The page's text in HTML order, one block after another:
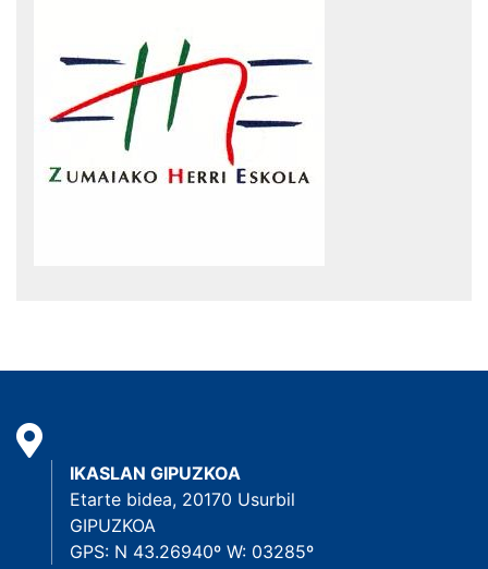
IKASLAN GIPUZKOA
Etarte bidea, 20170 Usurbil
GIPUZKOA
GPS: N 43.26940º W: 03285º